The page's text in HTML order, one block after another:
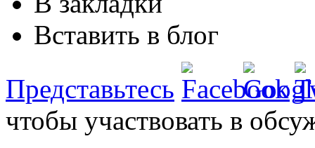
Вставить в блог
Представьтесь
чтобы участвовать в